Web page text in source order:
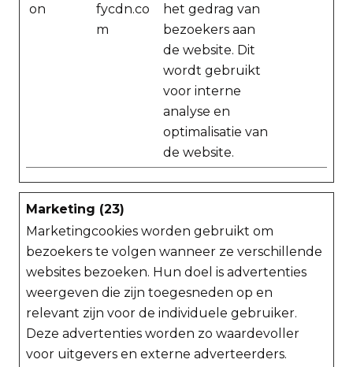
on
fycdn.co
m
het gedrag van
bezoekers aan
de website. Dit
wordt gebruikt
voor interne
analyse en
optimalisatie van
de website.
Marketing (23)
Marketingcookies worden gebruikt om
bezoekers te volgen wanneer ze verschillende
websites bezoeken. Hun doel is advertenties
weergeven die zijn toegesneden op en
relevant zijn voor de individuele gebruiker.
Deze advertenties worden zo waardevoller
voor uitgevers en externe adverteerders.